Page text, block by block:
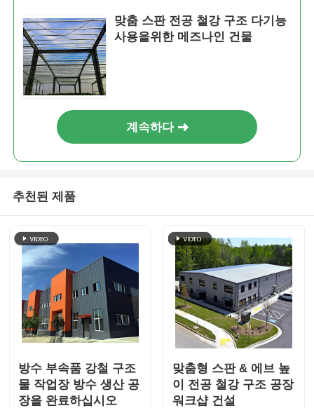
맞춤 스판 전공 철강 구조 다기능
사용을위한 메즈나인 건물
계속하다
추천된 제품
방수 부속품 강철 구조
물 작업장 방수 생산 공
장을 완료하십시오
맞춤형 스판 & 에브 높
이 전공 철강 구조 공장
워크샵 건설